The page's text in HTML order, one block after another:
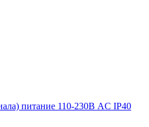
питание 110-230В АC IP40